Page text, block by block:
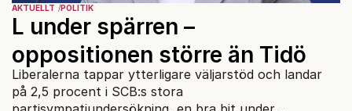
AKTUELLT POLITIK
L under spärren –
oppositionen större än Tidö
Liberalerna tappar ytterligare väljarstöd och landar
på 2,5 procent i SCB:s stora